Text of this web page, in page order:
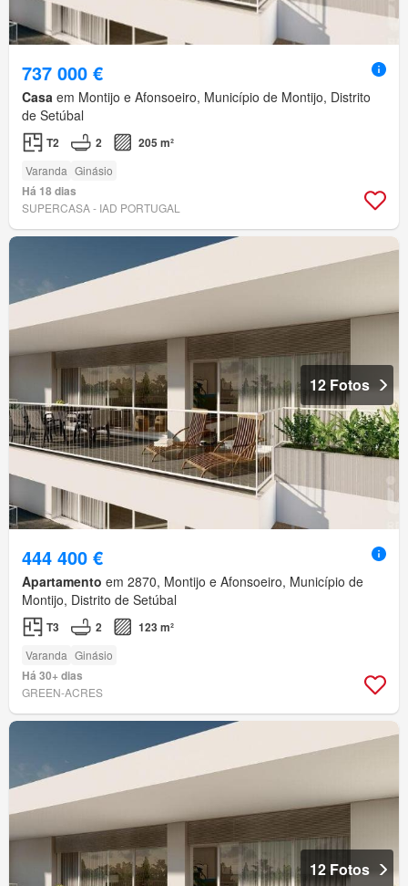
737 000 €
Casa em Montijo e Afonsoeiro, Município de Montijo, Distrito
de Setúbal
T2 2 205 m²
Varanda Ginásio
Há 18 dias
SUPERCASA - IAD PORTUGAL
12 Fotos
444 400 €
Apartamento em 2870, Montijo e Afonsoeiro, Município de
Montijo, Distrito de Setúbal
T3 2 123 m²
Varanda Ginásio
Há 30+ dias
GREEN-ACRES
12 Fotos